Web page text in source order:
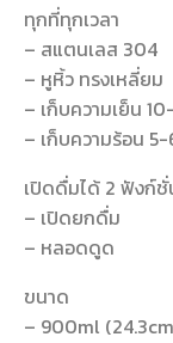
ทุกที่ทุกเวลา
– สแตนเลส 304
– หูหิ้ว ทรงเหลี่ยม
– เก็บความเย็น
– เก็บความร้อน
เปิดดื่มได้ 2 ฟังก์ชั่
– เปิดยกดื่ม
– หลอดดูด
ขนาด
– 900ml